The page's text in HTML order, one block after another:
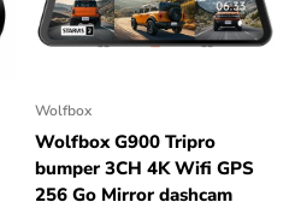
Wolfbox
Wolfbox G900 Tripro
bumper 3CH 4K Wifi GPS
256 Go Mirror dashcam